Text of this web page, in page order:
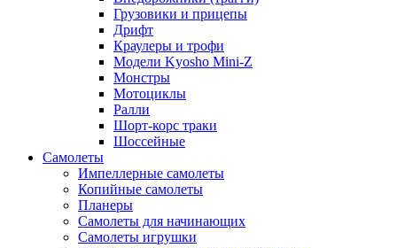
Грузовики и прицепы
Дрифт
Краулеры и трофи
Модели Kyosho Mini-Z
Монстры
Мотоциклы
Ралли
Шорт-корс траки
Шоссейные
Самолеты
Импеллерные самолеты
Копийные самолеты
Планеры
Самолеты для начинающих
Самолеты игрушки